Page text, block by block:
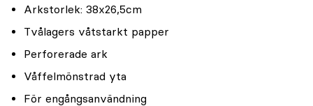
Arkstorlek: 38x26,5cm
Tvålagers våtstarkt papper
Perforerade ark
Våffelmönstrad yta
För engångsanvändning